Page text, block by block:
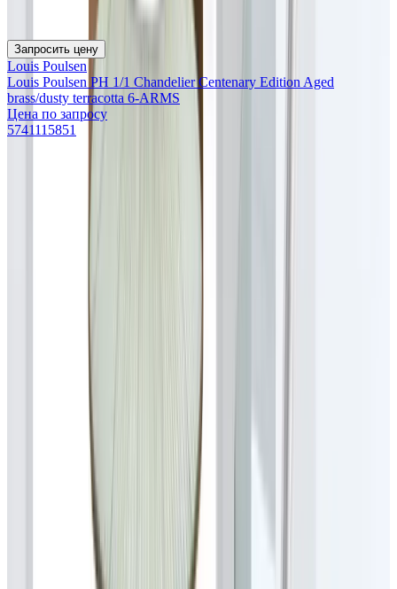
Запросить цену
Louis Poulsen
Louis Poulsen PH 1/1 Chandelier Centenary Edition Aged
brass/dusty terracotta 6-ARMS
Цена по запросу
5741115851